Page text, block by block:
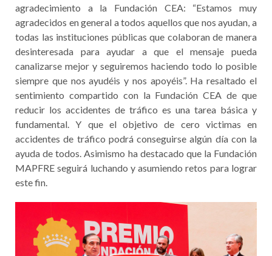
agradecimiento a la Fundación CEA: “Estamos muy
agradecidos en general a todos aquellos que nos ayudan, a
todas las instituciones públicas que colaboran de manera
desinteresada para ayudar a que el mensaje pueda
canalizarse mejor y seguiremos haciendo todo lo posible
siempre que nos ayudéis y nos apoyéis”. Ha resaltado el
sentimiento compartido con la Fundación CEA de que
reducir los accidentes de tráfico es una tarea básica y
fundamental. Y que el objetivo de cero victimas en
accidentes de tráfico podrá conseguirse algún día con la
ayuda de todos. Asimismo ha destacado que la Fundación
MAPFRE seguirá luchando y asumiendo retos para lograr
este fin.